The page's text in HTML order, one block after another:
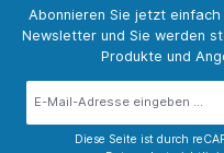
Abonnieren Sie jetzt
Newsletter und Sie werden
Produkte und
Diese Seite ist durch